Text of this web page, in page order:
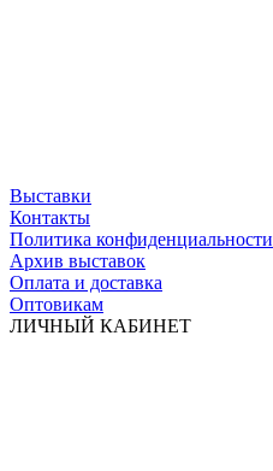
Выставки
Контакты
Политика конфиденциальности
Архив выставок
Оплата и доставка
Оптовикам
ЛИЧНЫЙ КАБИНЕТ